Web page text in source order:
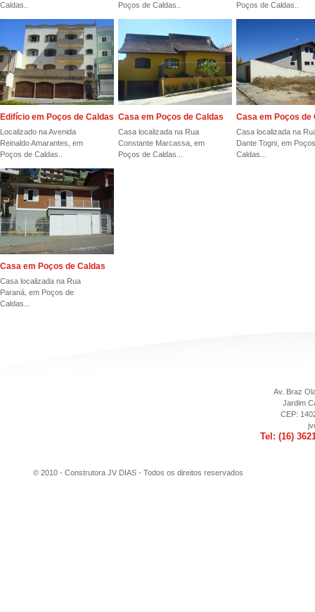
Caldas..
Poços de Caldas..
Poços de Caldas..
Edifício em Poços de Caldas
Localizado na Avenida
Reinaldo Amarantes, em
Poços de Caldas..
Casa em Poços de Caldas
Casa localizada na Rua
Constante Marcassa, em
Poços de Caldas...
Casa em Poços de
Casa localizada na
Dante Togni, em
Caldas...
Casa em Poços de Caldas
Casa localizada na Rua
Paraná, em Poços de
Caldas...
Av. Braz
Jardim
CEP:
Tel: (16)
© 2010 - Construtora JV DIAS - Todos os direitos reservados